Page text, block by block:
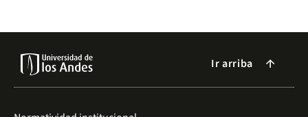
Ir arriba arrow_forward